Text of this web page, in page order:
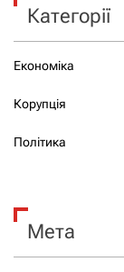
Категорії
Економіка
Корупція
Політика
Мета